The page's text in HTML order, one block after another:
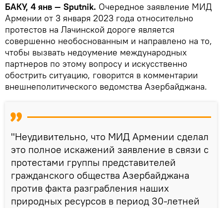
БАКУ, 4 янв — Sputnik. Очередное заявление МИД
Армении от 3 января 2023 года относительно
протестов на Лачинской дороге является
совершенно необоснованным и направлено на то,
чтобы вызвать недоумение международных
партнеров по этому вопросу и искусственно
обострить ситуацию, говорится в комментарии
внешнеполитического ведомства Азербайджана.
"Неудивительно, что МИД Армении сделал
это полное искажений заявление в связи с
протестами группы представителей
гражданского общества Азербайджана
против факта разграбления наших
природных ресурсов в период 30-летней